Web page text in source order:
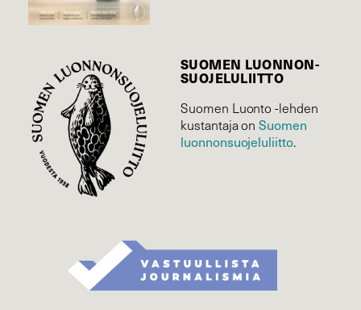
SUOMEN LUONNON­
SUOJELU­LIITTO
Suomen Luonto -lehden
kustantaja onSuomen
luonnonsuojelu­liitto.